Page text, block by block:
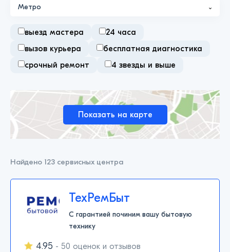
Метро
выезд мастера
24 часа
вызов курьера
бесплатная диагностика
срочный ремонт
4 звезды и выше
Показать на карте
Найдено 123 сервисных центра
ТехРемБыт
С гарантией починим вашу бытовую
технику
4.95 - 50 оценок и отзывов